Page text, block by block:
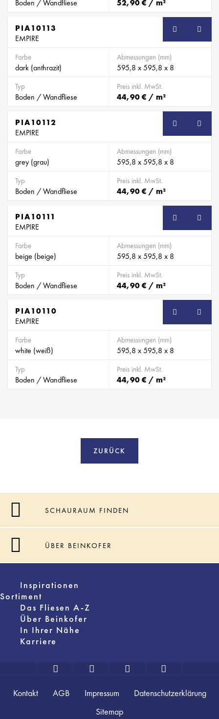
Boden / Wandfliese 52,90 € / m²
PIA10113
EMPIRE
Farbe
dark (anthrazit)
Abmessungen (mm)
595,8 x 595,8 x 8
Typ
Boden / Wandfliese
Preis inkl. MwSt.
44,90 € / m²
PIA10112
EMPIRE
Farbe
grey (grau)
Abmessungen (mm)
595,8 x 595,8 x 8
Typ
Boden / Wandfliese
Preis inkl. MwSt.
44,90 € / m²
PIA10111
EMPIRE
Farbe
beige (beige)
Abmessungen (mm)
595,8 x 595,8 x 8
Typ
Boden / Wandfliese
Preis inkl. MwSt.
44,90 € / m²
PIA10110
EMPIRE
Farbe
white (weiß)
Abmessungen (mm)
595,8 x 595,8 x 8
Typ
Boden / Wandfliese
Preis inkl. MwSt.
44,90 € / m²
ZURÜCK
SCHAURAUM FINDEN
ÜBER BEINKOFER
Inspirationen
Sortiment
Das Fliesen A-Z
Über Beinkofer
In Ihrer Nähe
Karriere
Kontakt AGB Impressum
Datenschutzerklärung
Sitemap